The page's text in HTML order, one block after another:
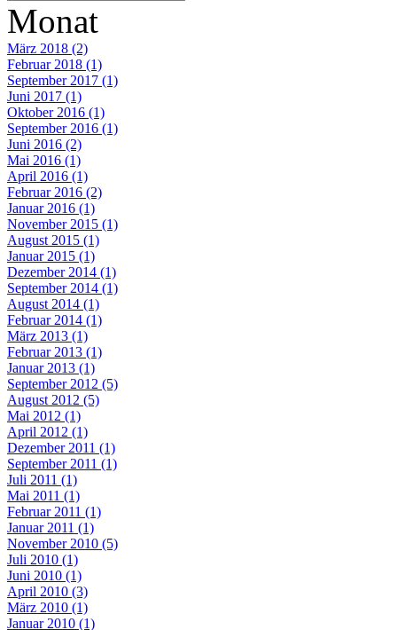
Monat
März 2018 (2)
Februar 2018 (1)
September 2017 (1)
Juni 2017 (1)
Oktober 2016 (1)
September 2016 (1)
Juni 2016 (2)
Mai 2016 (1)
April 2016 (1)
Februar 2016 (2)
Januar 2016 (1)
November 2015 (1)
August 2015 (1)
Januar 2015 (1)
Dezember 2014 (1)
September 2014 (1)
August 2014 (1)
Februar 2014 (1)
März 2013 (1)
Februar 2013 (1)
Januar 2013 (1)
September 2012 (5)
August 2012 (5)
Mai 2012 (1)
April 2012 (1)
Dezember 2011 (1)
September 2011 (1)
Juli 2011 (1)
Mai 2011 (1)
Februar 2011 (1)
Januar 2011 (1)
November 2010 (5)
Juli 2010 (1)
Juni 2010 (1)
April 2010 (3)
März 2010 (1)
Januar 2010 (1)